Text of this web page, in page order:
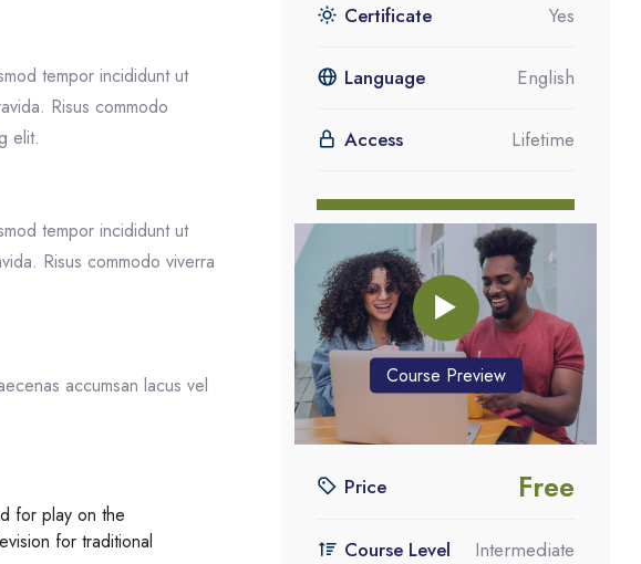
tempor incididunt ut
Risus commodo
elit.
tempor incididunt ut
Risus commodo viverra
accumsan lacus vel
for play on the
for traditional
Certificate Yes
Language English
Access Lifetime
Enrol Now
Passer [eDash] Course Enrolment Custom
Course Preview
Price Free
Course Level Intermediate